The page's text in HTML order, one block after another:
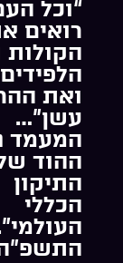
“וכל
רואים
הקולות
הלפידים
ואת
עשן”…
המעמד
ההוד
התיקון
הכללי